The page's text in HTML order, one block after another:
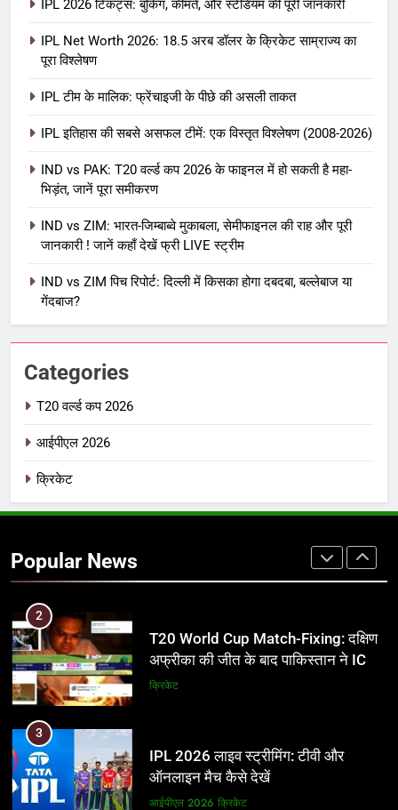
IPL 2026 टिकट्स: बुकिंग, कीमतें, और स्टेडियम की पूरी जानकारी
IPL Net Worth 2026: 18.5 अरब डॉलर के क्रिकेट साम्राज्य का
पूरा विश्लेषण
IPL टीम के मालिक: फ्रेंचाइजी के पीछे की असली ताकत
IPL इतिहास की सबसे असफल टीमें: एक विस्तृत विश्लेषण (2008-2026)
IND vs PAK: T20 वर्ल्ड कप 2026 के फाइनल में हो सकती है महा-
भिड़ंत, जानें पूरा समीकरण
IND vs ZIM: भारत-जिम्बाब्वे मुकाबला, सेमीफाइनल की राह और पूरी
जानकारी ! जानें कहाँ देखें फ्री LIVE स्ट्रीम
IND vs ZIM पिच रिपोर्ट: दिल्ली में किसका होगा दबदबा, बल्लेबाज या
गेंदबाज?
Categories
T20 वर्ल्ड कप 2026
आईपीएल 2026
क्रिकेट
Popular News
IPL टीम के मालिक: फ्रेंचाइजी के पीछे की
आईपीएल 2026 क्रिकेट
IPL इतिहास की सबसे असफल टीमें: एक
विस्तृत विश्लेषण (2008-2026)
क्रिकेट
IND vs PAK: T20 वर्ल्ड कप 2026 के
समीकरण
1
T20 World Cup Match-Fixing: दक्षिण
अफ्रीका की जीत के बाद पाकिस्तान ने ICC
और BCCI पर लगाए गंभीर आरोप
3
IPL 2026 लाइव स्ट्रीमिंग: टीवी और
ऑनलाइन मैच कैसे देखें
आईपीएल 2026
4
IPL 2026 टिकट्स: बुकिंग, कीमतें, और
स्टेडियम की पूरी जानकारी
आईपीएल 2026 क्रिकेट